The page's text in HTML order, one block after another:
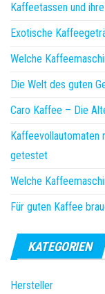
Kaffeetassen und
Exotische
Welche
Die Welt des guten
Caro Kaffee – Die
Kaffeevollautomaten
getestet
Welche
Für guten Kaffee
KATEGORIEN
Hersteller